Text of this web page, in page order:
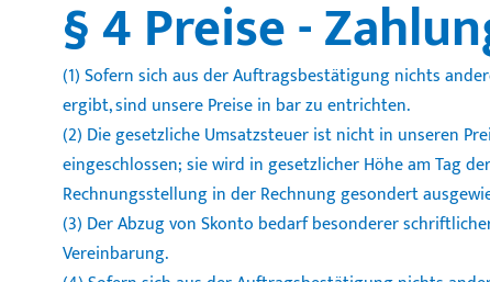
§ 4 Preise -
(1) Sofern sich aus der Auftragsbestätigung nichts
ergibt, sind unsere Preise in bar zu entrichten.
(2) Die gesetzliche Umsatzsteuer ist nicht in unseren
eingeschlossen; sie wird in gesetzlicher Höhe am Tag der
Rechnungsstellung in der Rechnung gesondert
(3) Der Abzug von Skonto bedarf besonderer
Vereinbarung.